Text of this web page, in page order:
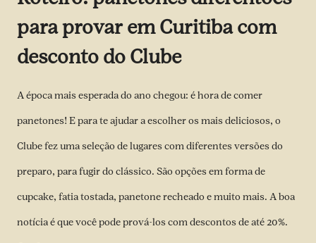
para provar em Curitiba com
desconto do Clube
A época mais esperada do ano chegou: é hora de comer
panetones! E para te ajudar a escolher os mais deliciosos, o
Clube fez uma seleção de lugares com diferentes versões do
preparo, para fugir do clássico. São opções em forma de
cupcake, fatia tostada, panetone recheado e muito mais. A boa
notícia é que você pode prová-los com descontos de até 20%.